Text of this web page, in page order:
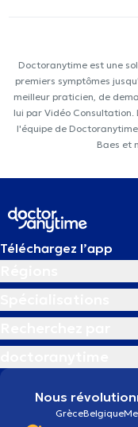
Doctoranytime est une
premiers symptômes
meilleur praticien, de
lui par Vidéo
l'équipe de
Baes et
Téléchargez l’app
Nous
GrèceBelgique